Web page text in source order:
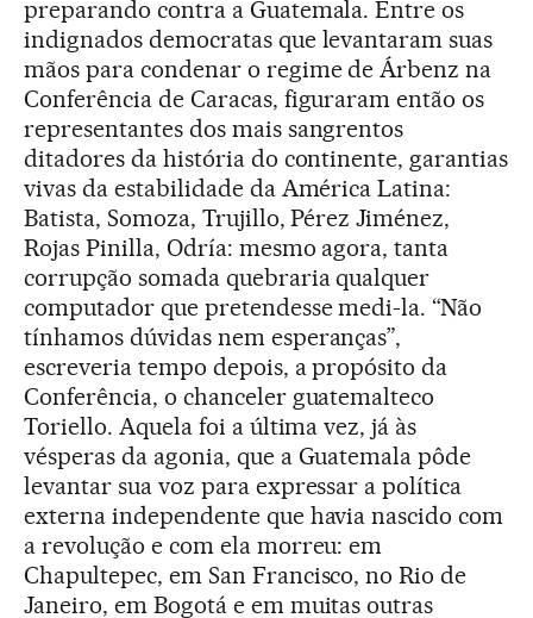
preparando contra a Guatemala. Entre os
indignados democratas que levantaram suas
mãos para condenar o regime de Árbenz na
Conferência de Caracas, figuraram então os
representantes dos mais sangrentos
ditadores da história do continente, garantias
vivas da estabilidade da América Latina:
Batista, Somoza, Trujillo, Pérez Jiménez,
Rojas Pinilla, Odría: mesmo agora, tanta
corrupção somada quebraria qualquer
computador que pretendesse medi-la. “Não
tínhamos dúvidas nem esperanças”,
escreveria tempo depois, a propósito da
Conferência, o chanceler guatemalteco
Toriello. Aquela foi a última vez, já às
vésperas da agonia, que a Guatemala pôde
levantar sua voz para expressar a política
externa independente que havia nascido com
a revolução e com ela morreu: em
Chapultepec, em San Francisco, no Rio de
Janeiro, em Bogotá e em muitas outras